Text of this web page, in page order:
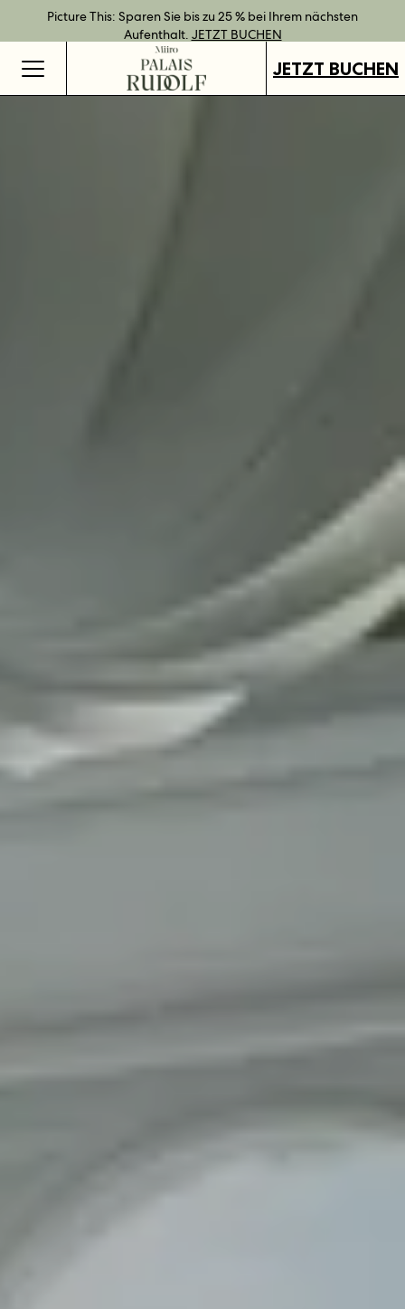
Picture This: Sparen Sie bis zu 25 % bei Ihrem nächsten
Aufenthalt. JETZT BUCHEN
Direkt buchen und Vorteile mit unseren flexiblen Tarifen
genießen.MEHR ERFAHREN
Geschenkgutscheine jetzt an all unseren Standorten verfügbar.
GUTSCHEINE KAUFEN
Bestpreisgarantie bei Direktbuchung.JETZT BUCHEN
JETZT BUCHEN